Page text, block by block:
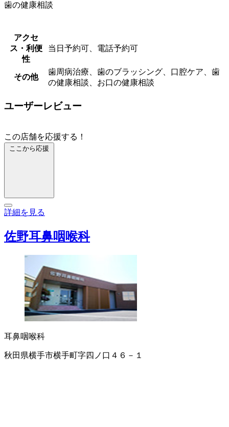
歯の健康相談
アクセ
ス・利便
性
当日予約可、電話予約可
その他
歯周病治療、歯のブラッシング、口腔ケア、歯
の健康相談、お口の健康相談
ユーザーレビュー
この店舗を応援する！
ここから応援
詳細を見る
佐野耳鼻咽喉科
耳鼻咽喉科
秋田県横手市横手町字四ノ口４６－１